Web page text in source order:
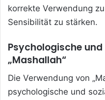
korrekte Verwendung
Sensibilität zu stärken.
Psychologische
„Mashallah“
Die Verwendung von
psychologische und